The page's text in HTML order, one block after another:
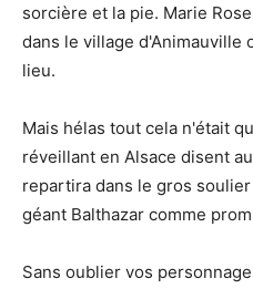
sorcière et la pie. Marie
dans le village d'Animauville
lieu.
Mais hélas tout cela n'était
réveillant en Alsace disent
repartira dans le gros
géant Balthazar comme
Sans oublier vos